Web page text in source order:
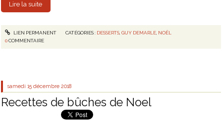
Lire la suite
LIEN PERMANENT CATÉGORIES : DESSERTS, GUY DEMARLE, NOËL
0COMMENTAIRE
samedi 15 décembre 2018
Recettes de bûches de Noel